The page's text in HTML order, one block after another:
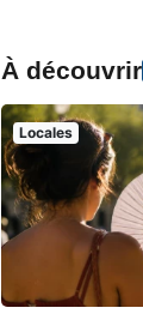
À découvrir
Locales